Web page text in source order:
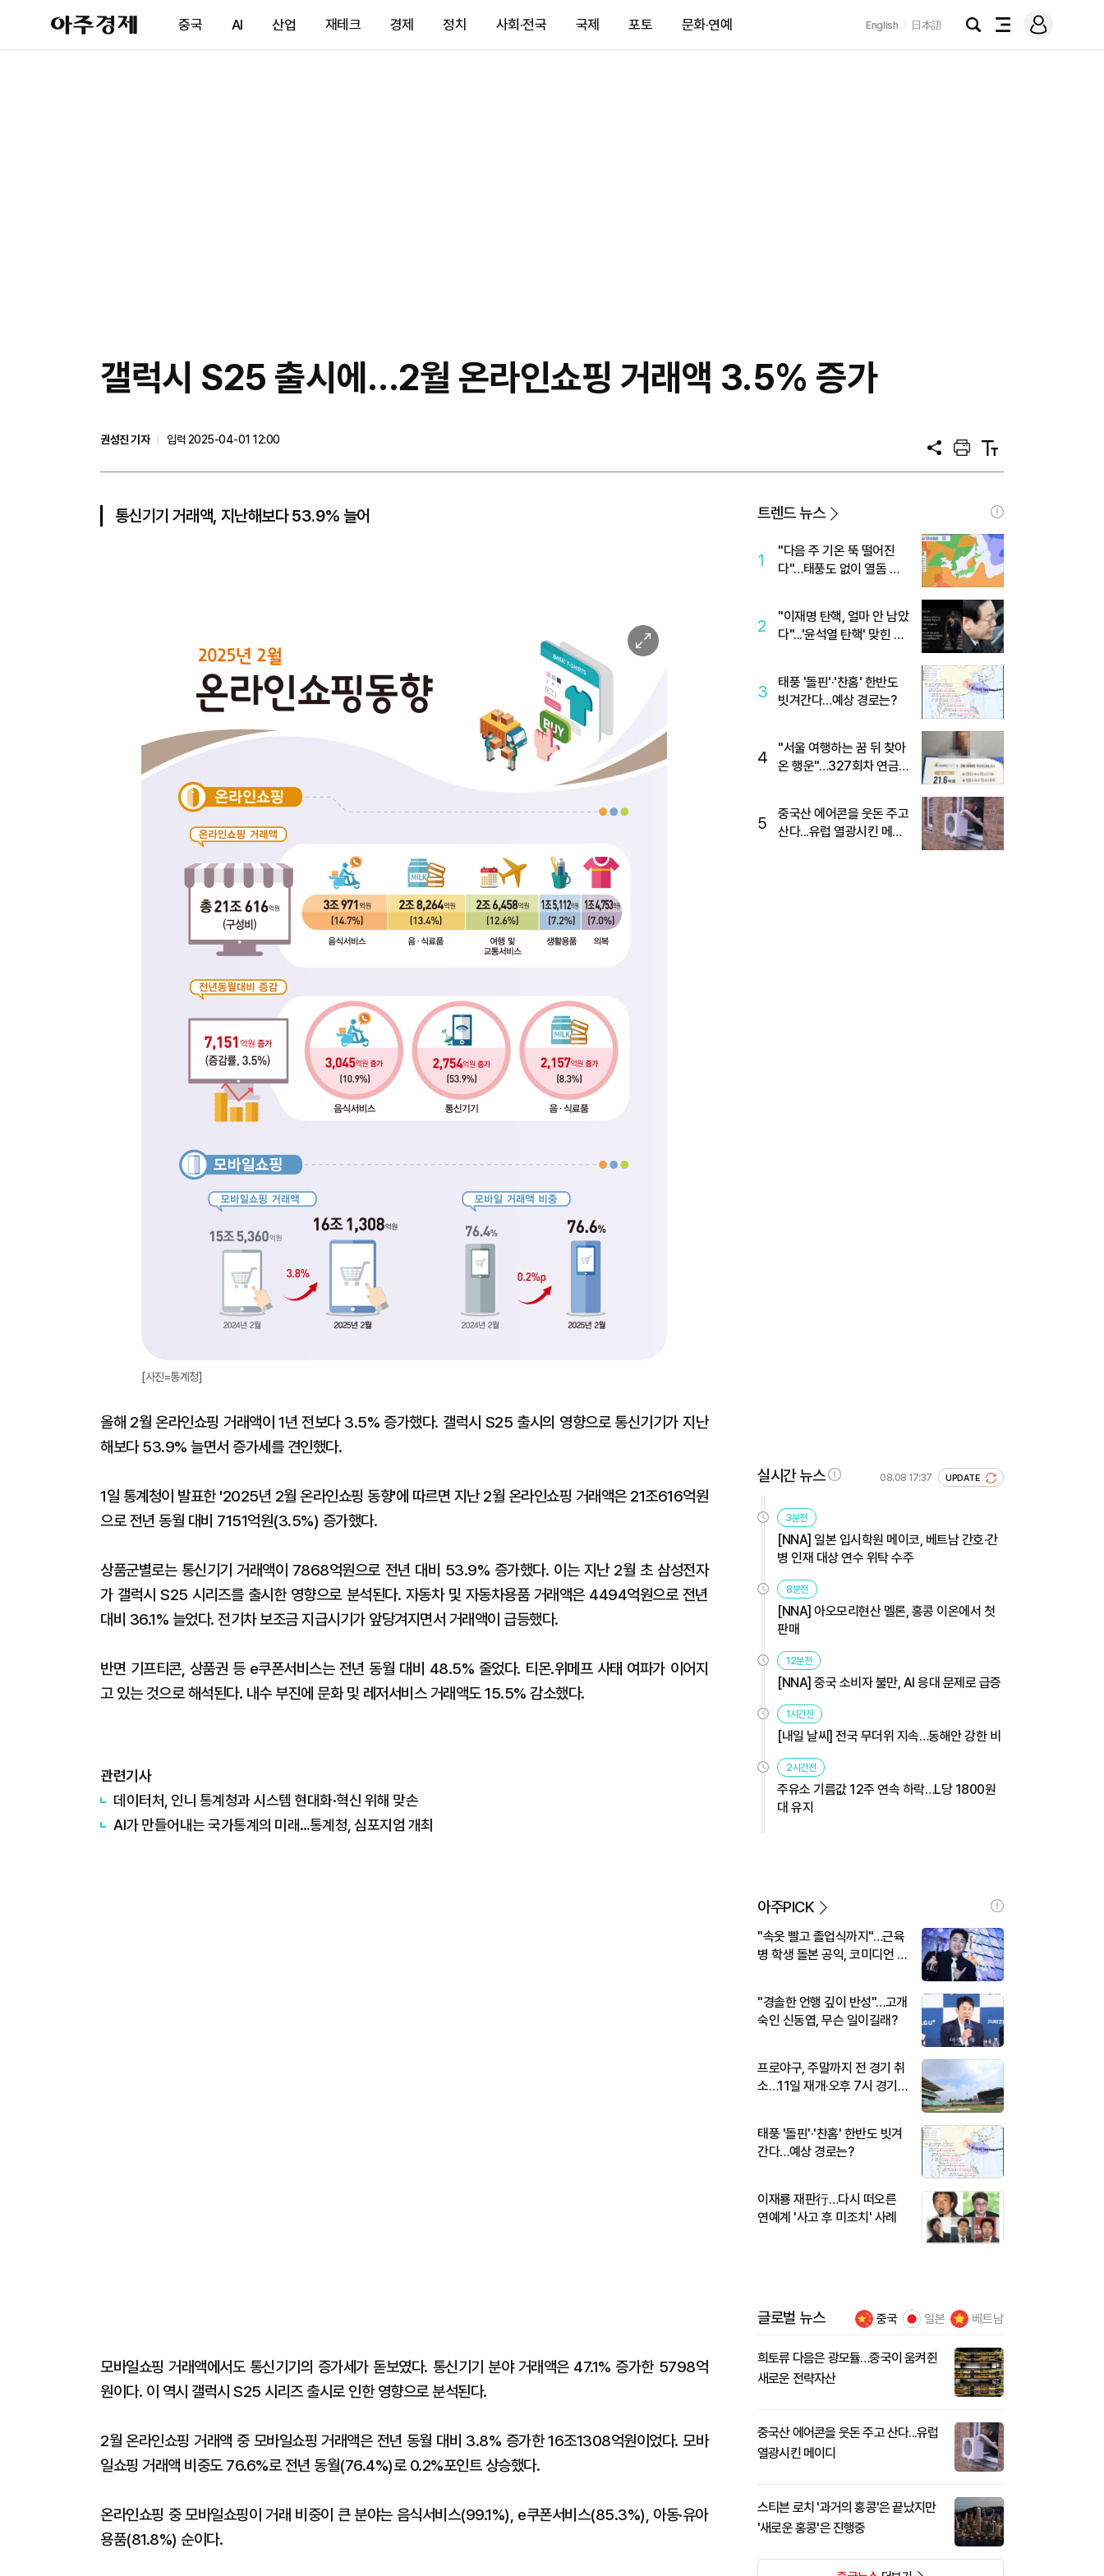
아
주
제
중국 AI 산업 재테크 경제 정치 사회·전국 국제 포토 문화·연예 English 日本語
검
전
메
그
갤럭시 S25 출시에…2월 온라인쇼핑 거래액 3.5% 증가
권성진 기자
입력 2025-04-01 12:00
공
프
트
텍
트
통신기기 거래액, 지난해보다 53.9% 늘어
이
미
[사진=통계청]
올해 2월 온라인쇼핑 거래액이 1년 전보다 3.5% 증가했다. 갤럭시 S25 출시의 영향으로 통신기기가 지난
해보다 53.9% 늘면서 증가세를 견인했다.
1일 통계청이 발표한 '2025년 2월 온라인쇼핑 동향'에 따르면 지난 2월 온라인쇼핑 거래액은 21조616억원
으로 전년 동월 대비 7151억원(3.5%) 증가했다.
상품군별로는 통신기기 거래액이 7868억원으로 전년 대비 53.9% 증가했다. 이는 지난 2월 초 삼성전자
가 갤럭시 S25 시리즈를 출시한 영향으로 분석된다. 자동차 및 자동차용품 거래액은 4494억원으로 전년
대비 36.1% 늘었다. 전기차 보조금 지급시기가 앞당겨지면서 거래액이 급등했다.
반면 기프티콘, 상품권 등 e쿠폰서비스는 전년 동월 대비 48.5% 줄었다. 티몬.위메프 사태 여파가 이어지
고 있는 것으로 해석된다. 내수 부진에 문화 및 레저서비스 거래액도 15.5% 감소했다.
관련기사
데이터처, 인니 통계청과 시스템 현대화·혁신 위해 맞손
AI가 만들어내는 국가통계의 미래…통계청, 심포지엄 개최
모바일쇼핑 거래액에서도 통신기기의 증가세가 돋보였다. 통신기기 분야 거래액은 47.1% 증가한 5798억
원이다. 이 역시 갤럭시 S25 시리즈 출시로 인한 영향으로 분석된다.
2월 온라인쇼핑 거래액 중 모바일쇼핑 거래액은 전년 동월 대비 3.8% 증가한 16조1308억원이었다. 모바
일쇼핑 거래액 비중도 76.6%로 전년 동월(76.4%)로 0.2%포인트 상승했다.
온라인쇼핑 중 모바일쇼핑이 거래 비중이 큰 분야는 음식서비스(99.1%), e쿠폰서비스(85.3%), 아동·유아
용품(81.8%) 순이다.
트렌드 뉴스
1
"다음 주 기온 뚝 떨어진
다"…태풍도 없이 열돔 박
2
"이재명 탄핵, 얼마 안 남았
다"...'윤석열 탄핵' 맞힌 무
3
태풍 '돌핀'·'찬홈' 한반도
빗겨간다…예상 경로는?
4
"서울 여행하는 꿈 뒤 찾아
온 행운"…327회차 연금
5
중국산 에어콘을 웃돈 주고
산다...유럽 열광시킨 메이
실시간 뉴스 08.08 17:37 UPDATE
3분전
[NNA] 일본 입시학원 메이코, 베트남 간호·간
병 인재 대상 연수 위탁 수주
8분전
[NNA] 아오모리현산 멜론, 홍콩 이온에서 첫
판매
12분전
[NNA] 중국 소비자 불만, AI 응대 문제로 급증
1시간전
[내일 날씨] 전국 무더위 지속…동해안 강한 비
2시간전
주유소 기름값 12주 연속 하락…L당 1800원
대 유지
아주PICK
"속옷 빨고 졸업식까지"…근육
병 학생 돌본 공익, 코미디언 김
"경솔한 언행 깊이 반성"…고개
숙인 신동엽, 무슨 일이길래?
프로야구, 주말까지 전 경기 취
소…11일 재개·오후 7시 경기
태풍 '돌핀'·'찬홈' 한반도 빗겨
간다…예상 경로는?
이재룡 재판行…다시 떠오른
연예계 '사고 후 미조치' 사례
글로벌 뉴스 중국 일본 베트남
희토류 다음은 광모듈…중국이 움켜쥔
새로운 전략자산
중국산 에어콘을 웃돈 주고 산다...유럽
열광시킨 메이디
스티븐 로치 '과거의 홍콩'은 끝났지만
'새로운 홍콩'은 진행중